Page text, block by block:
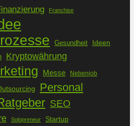
Franchise
Gesundheit Ideen
Kryptowährung
Messe Nebenjob
Personal
SEO
Solopreneur Startup